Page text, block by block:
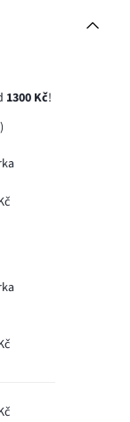
1300 Kč!